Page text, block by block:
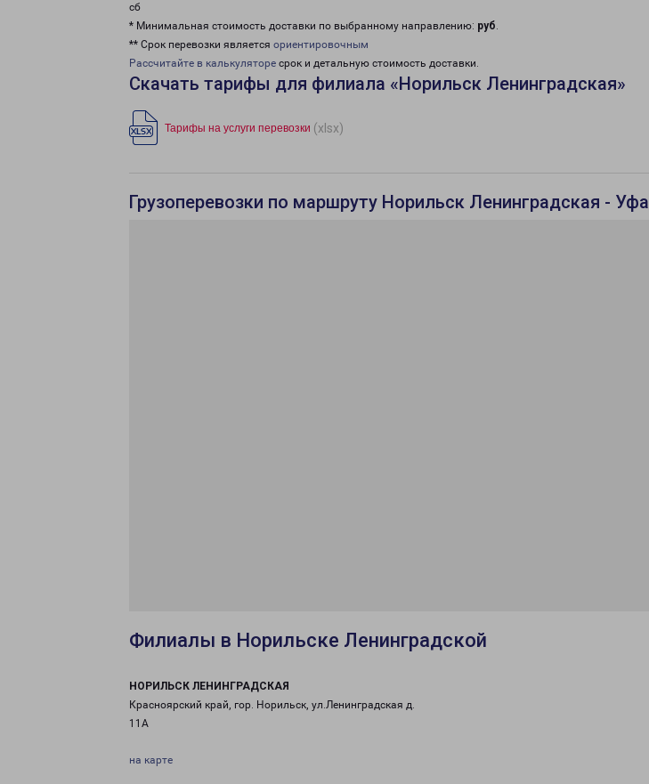
сб
* Минимальная стоимость доставки по выбранному направлению: руб.
** Срок перевозки является ориентировочным
Рассчитайте в калькуляторе срок и детальную стоимость доставки.
Скачать тарифы для филиала «Норильск Ленинградская»
Тарифы на услуги перевозки (xlsx)
Грузоперевозки по маршруту Норильск Ленинградская - Уфа
Филиалы в Норильске Ленинградской
НОРИЛЬСК ЛЕНИНГРАДСКАЯ
Красноярский край, гор. Норильск, ул.Ленинградская д.
11А
на карте